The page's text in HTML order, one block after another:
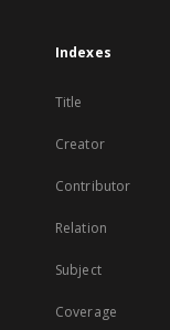
Indexes
Title
Creator
Contributor
Relation
Subject
Coverage